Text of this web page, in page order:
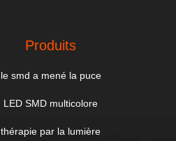
Produits
le smd a mené la puce
LED SMD multicolore
thérapie par la lumière